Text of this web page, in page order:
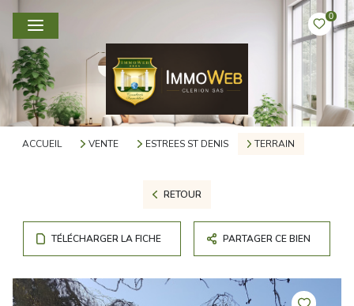
0
ACCUEIL VENTE ESTREES ST DENIS TERRAIN
RETOUR
TÉLÉCHARGER LA FICHE PARTAGER CE BIEN